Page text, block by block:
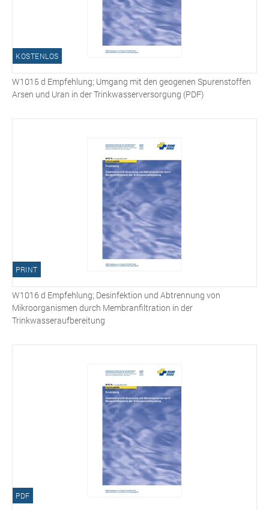
KOSTENLOS
W1015 d Empfehlung; Umgang mit den geogenen Spurenstoffen
Arsen und Uran in der Trinkwasserversorgung (PDF)
PRINT
W1016 d Empfehlung; Desinfektion und Abtrennung von
Mikroorganismen durch Membranfiltration in der
Trinkwasseraufbereitung
PDF